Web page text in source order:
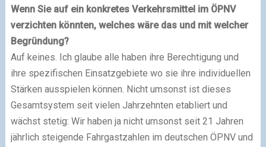
Wenn Sie auf ein konkretes Verkehrsmittel im ÖPNV
verzichten könnten, welches wäre das und mit welcher
Begründung?
Auf keines. Ich glaube alle haben ihre Berechtigung und
ihre spezifischen Einsatzgebiete wo sie ihre individuellen
Stärken ausspielen können. Nicht umsonst ist dieses
Gesamtsystem seit vielen Jahrzehnten etabliert und
wächst stetig: Wir haben ja nicht umsonst seit 21 Jahren
jährlich steigende Fahrgastzahlen im deutschen ÖPNV und